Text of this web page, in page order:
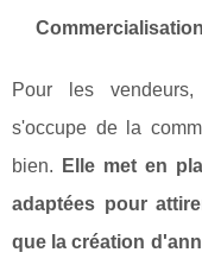
Pour les
s'occupe de la
bien.
Elle met en
adaptées pour
que la création